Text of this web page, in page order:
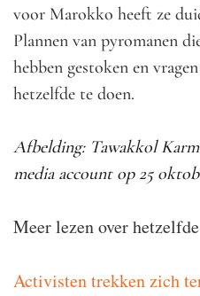
voor Marokko heeft ze
Plannen van pyromanen
hebben gestoken en
hetzelfde te doen.
Afbelding: Tawakkol
media account op 25
Meer lezen over
Activisten trekken zich